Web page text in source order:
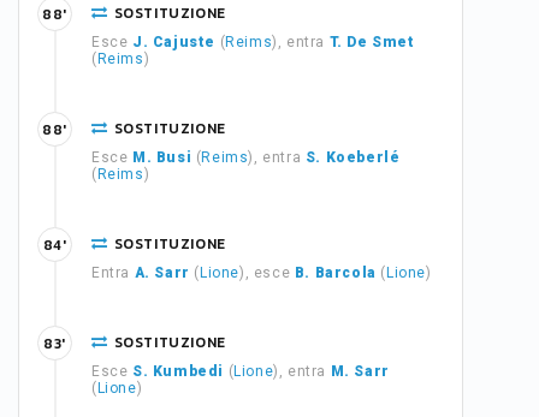
SOSTITUZIONE
Esce J. Cajuste ( Reims), entra T. De Smet
( Reims)
88'
SOSTITUZIONE
Esce M. Busi ( Reims), entra S. Koeberlé
( Reims)
88'
SOSTITUZIONE
Entra A. Sarr ( Lione), esce B. Barcola ( Lione)
84'
SOSTITUZIONE
Esce S. Kumbedi ( Lione), entra
M. Sarr
( Lione)
83'